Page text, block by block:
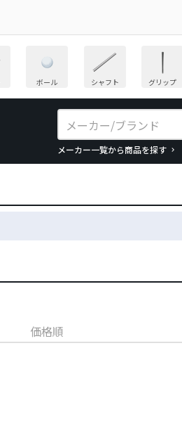
ボール シャフト グリップ
メーカー一覧から商品を探す
価格順